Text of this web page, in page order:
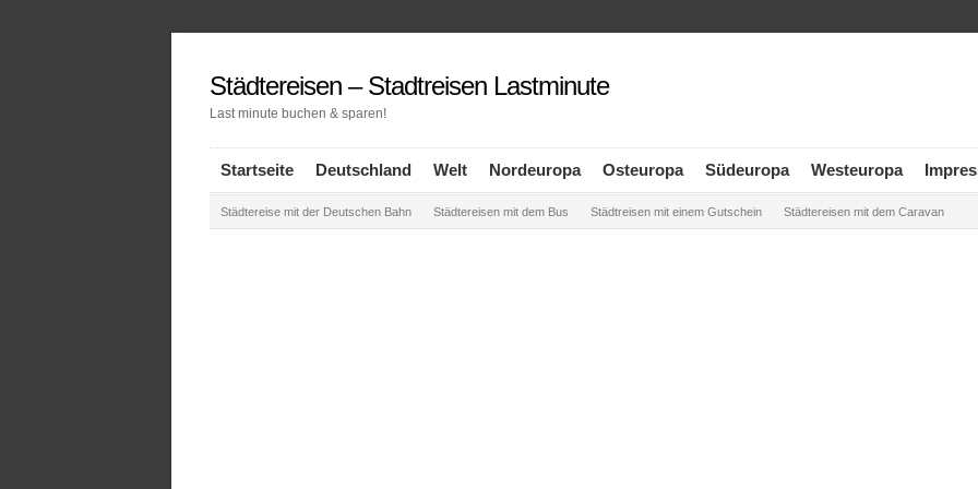
Städtereisen – Stadtreisen Lastminute
Last minute buchen & sparen!
Startseite Deutschland Welt Nordeuropa Osteuropa Südeuropa Westeuropa
Städtereise mit der Deutschen Bahn Städtereisen mit dem Bus Städtreisen mit einem Gutschein Städtereisen mit dem Caravan